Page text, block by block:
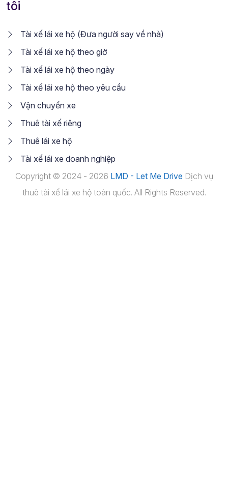
tôi
Tài xế lái xe hộ (Đưa người say về nhà)
Tài xế lái xe hộ theo giờ
Tài xế lái xe hộ theo ngày
Tài xế lái xe hộ theo yêu cầu
Vận chuyển xe
Thuê tài xế riêng
Thuê lái xe hộ
Tài xế lái xe doanh nghiệp
Copyright © 2024 - 2026 LMD - Let Me Drive Dịch vụ
thuê tài xế lái xe hộ toàn quốc. All Rights Reserved.